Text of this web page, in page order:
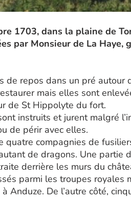
1703, dans la plaine de
par Monsieur de La Haye,
de repos dans un pré autour
mais elles sont
de St Hippolyte du fort.
instruits et jurent malgré
de périr avec elles.
quatre compagnies de
de dragons. Une partie
derrière les murs du
parmi les troupes royales
Anduze. De l’autre côté,